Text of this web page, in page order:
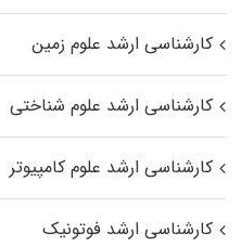
کارشناسی ارشد علوم زمین
کارشناسی ارشد علوم شناختی
کارشناسی ارشد علوم کامپیوتر
کارشناسی ارشد فوتونیک